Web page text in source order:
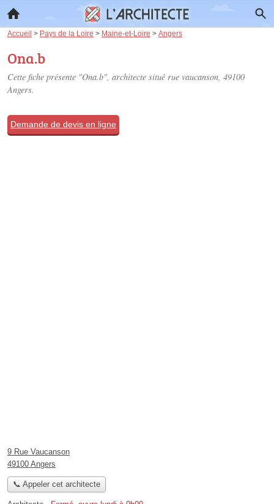
Accueil > Pays de la Loire > Maine-et-Loire > Angers
Ona.b
Cette fiche présente "Ona.b", architecte situé rue vaucanson, 49100
Angers.
Demande de devis en ligne
9 Rue Vaucanson
49100 Angers
📞 Appeler cet architecte